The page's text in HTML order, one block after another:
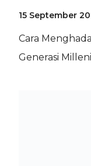
15 September
Cara
Generasi